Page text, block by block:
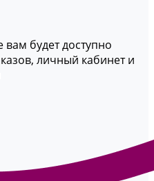
вам будет доступно
личный кабинет и